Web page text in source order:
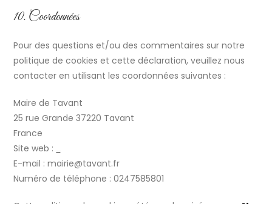
10. Coordonnées
Pour des questions et/ou des commentaires sur notre
politique de cookies et cette déclaration, veuillez nous
contacter en utilisant les coordonnées suivantes :
Maire de Tavant
25 rue Grande 37220 Tavant
France
Site web :
E-mail :mairie@tavant.fr
Numéro de téléphone : 0247585801